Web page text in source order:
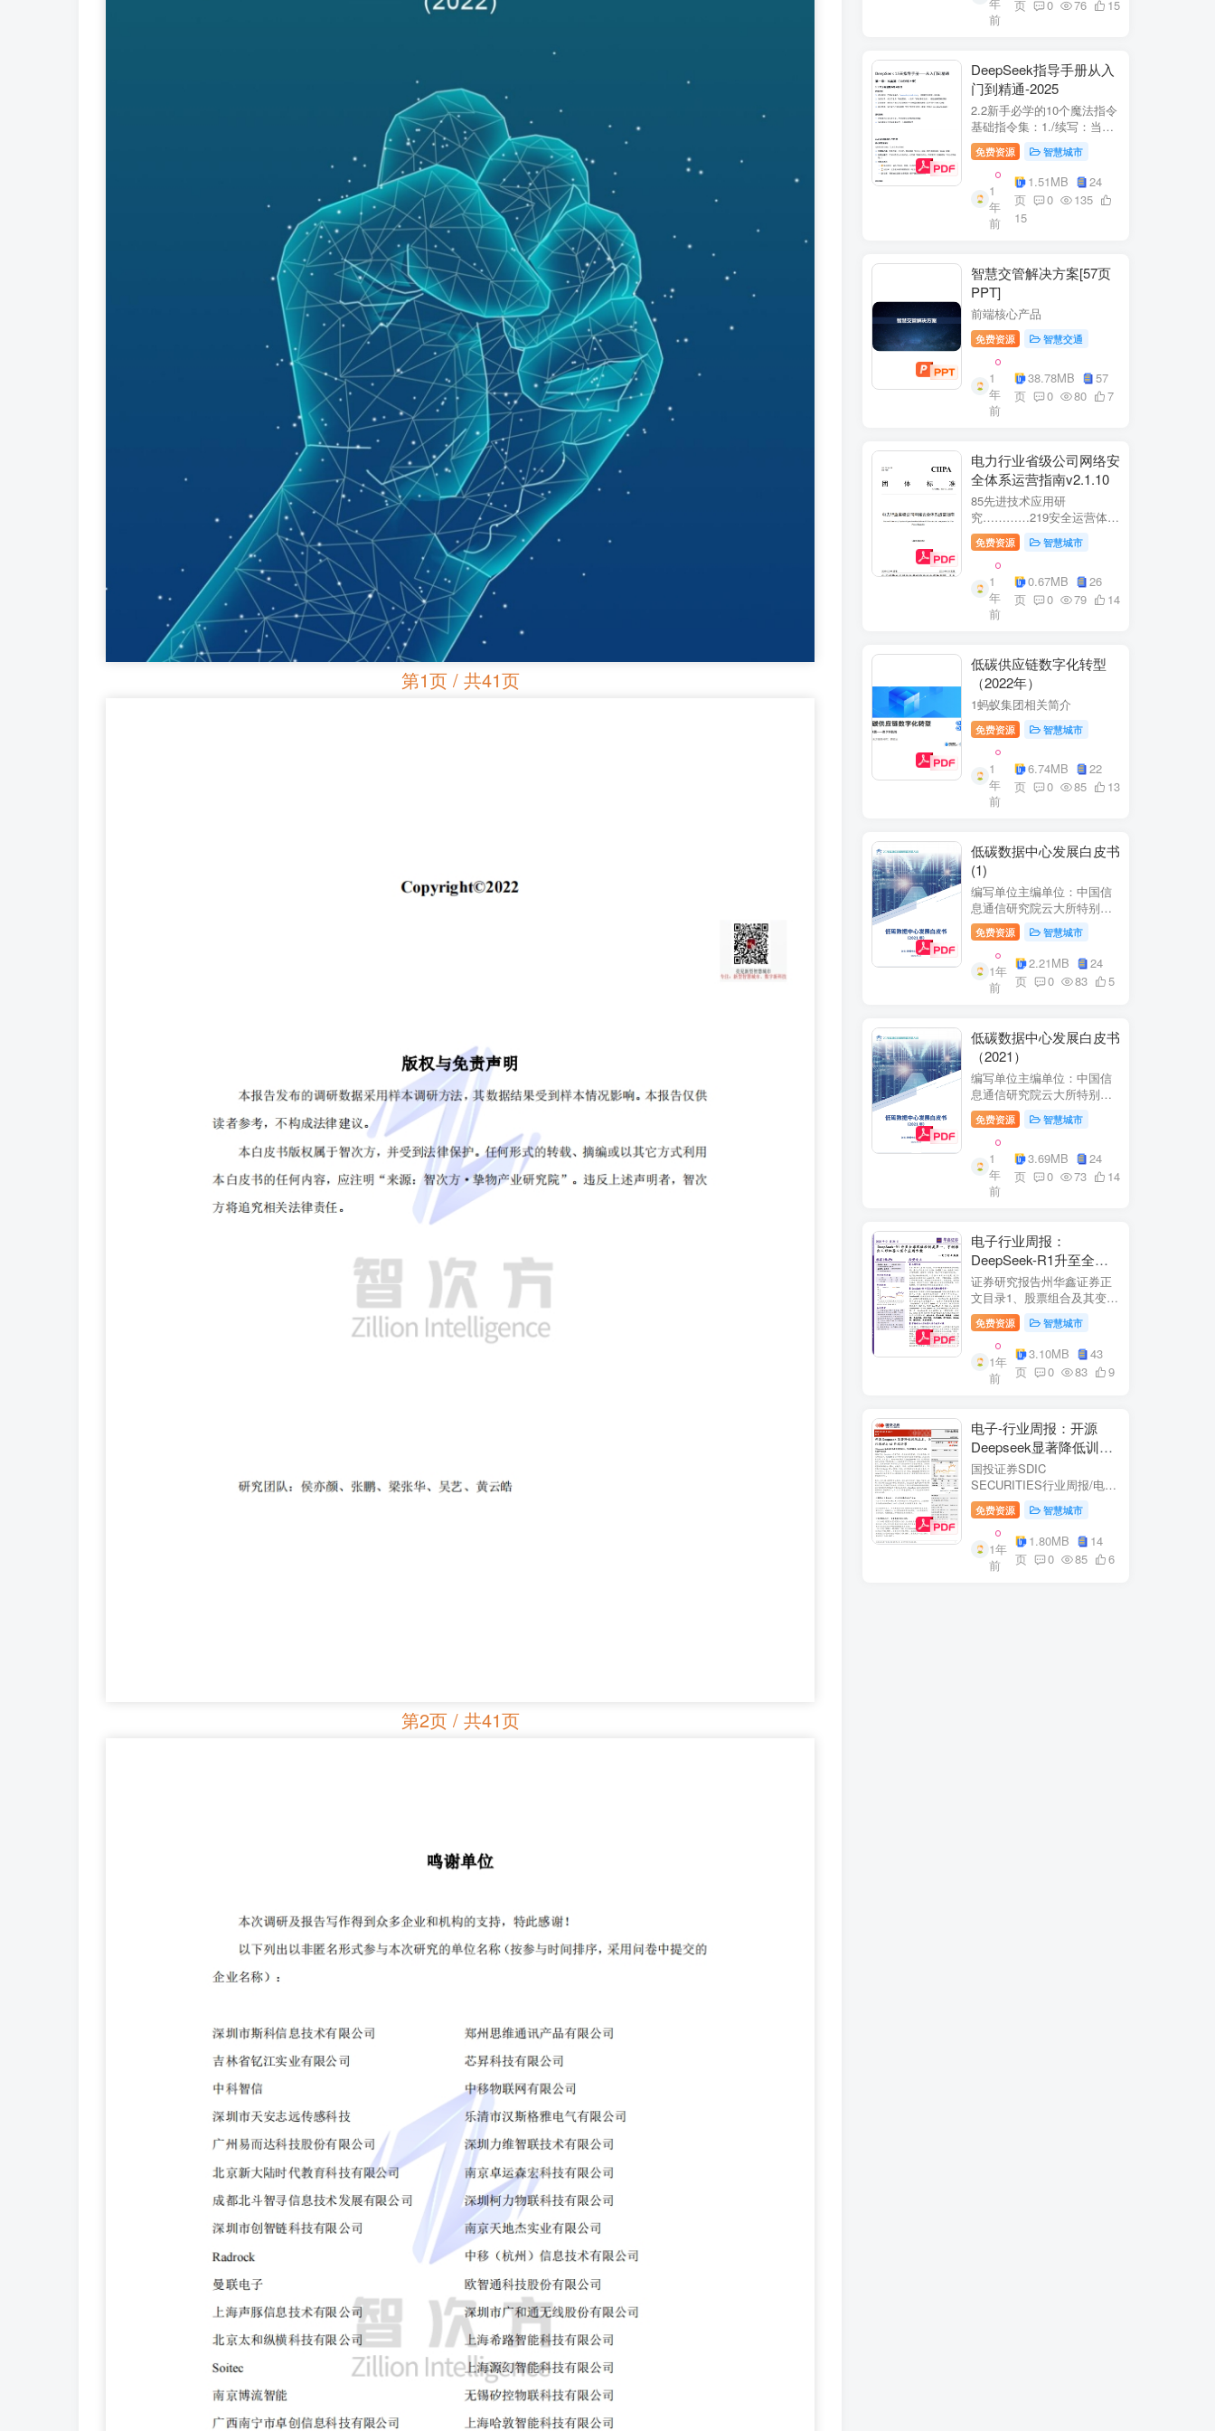
第1页 / 共41页
第2页 / 共41页
+医疗企业案例分析5中国互
联网+医疗...
年
前
页 0 76 15
DeepSeek指导手册从入
门到精通-2025
2.2新手必学的10个魔法指令
基础指令集：1./续写：当回
答中断时自动继续生成2./简
化：将复杂内容转换成大白
话3./示例：要求展示实际案
例（特别是写代码时）4./步
骤：让AI分步骤指导操作流
程5./检...
免费资源 智慧城市
1
年
前
1.51MB
24
页
0
135
15
智慧交管解决方案[57页
PPT]
前端核心产品
免费资源 智慧交通
1
年
前
38.78MB
57
页
0 80 7
电力行业省级公司网络安
全体系运营指南v2.1.10
85先进技术应用研
究…………219安全运营体
系……2291网络安全运
营..2292业务安全运
营.......249.3网络与业务安全
联动.·26
免费资源 智慧城市
1
年
前
0.67MB
26
页
0 79 14
低碳供应链数字化转型
（2022年）
1蚂蚁集团相关简介
免费资源 智慧城市
1
年
前
6.74MB
22
页
0 85 13
低碳数据中心发展白皮书
(1)
编写单位主编单位：中国信
息通信研究院云大所特别鸣
谢：百度、阿里巴巴、腾
讯、中金数据、秦淮数据、
万国数据、河北省凤凰谷零
碳发展研究院、绿色和平等
单位的大力支持。
免费资源 智慧城市
1年
前
2.21MB
24
页
0 83 5
低碳数据中心发展白皮书
（2021）
编写单位主编单位：中国信
息通信研究院云大所特别鸣
谢：百度、阿里巴巴、腾
讯、中金数据、秦准数据、
万国数据、河北省凤凰谷零
碳发展研究院、绿色和平等
单位的大力支持。
免费资源 智慧城市
1
年
前
3.69MB
24
页
0 73 14
电子行业周报：
DeepSeek-R1升至全球
风格控制类第一，宇树推
出人形机器人首个应用方
案
证券研究报告州华鑫证券正
文目录1、股票组合及其变
化.51.1、本周重点推荐及推
荐组...51.2、海外龙头一
览。62、周度行情分析及展
望.…82.1、周涨幅排行…
2.2、行业重点公司估值水平
免费资源 智慧城市
1年
前
3.10MB
43
页
0 83 9
电子-行业周报：开源
Deepseek显著降低训练
成本，关注推理与AI终端
进展
国投证券SDIC
SECURITIES行业周报/电于
目内容目录1.本周新闻一
览.42.行业数据跟踪.…62.1.
半导体：半导体行业：两大
收购事件来袭...62.2.SiC:8家
碳化硅相关企业完成融
免费资源 智慧城市
1年
前
1.80MB
14
页
0 85 6